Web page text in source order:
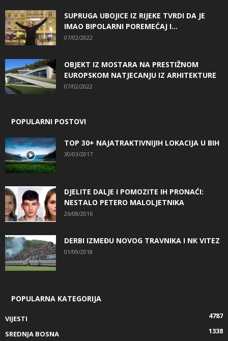
SUPRUGA UBOJICE IZ RIJEKE TVRDI DA JE
IMAO BIPOLARNI POREMEĆAJ I...
07/02/2022
OBJEKT IZ MOSTARA NA PRESTIŽNOM
EUROPSKOM NATJECANJU IZ ARHITEKTURE
07/02/2022
POPULARNI POSTOVI
TOP 30+ NAJATRAKTIVNIJIH LOKACIJA U BIH
30/03/2017
DJELITE DALJE I POMOZITE IH PRONAĆI:
NESTALO PETERO MALOLJETNIKA
26/08/2016
DERBI IZMEĐU NOVOG TRAVNIKA I NK VITEZ
01/09/2018
POPULARNA KATEGORIJA
VIJESTI
4787
SREDNJA BOSNA
1338